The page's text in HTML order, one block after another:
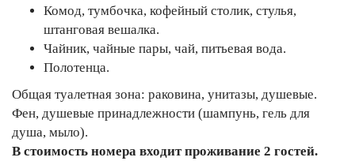
Комод, тумбочка, кофейный столик, стулья,
штанговая вешалка.
Чайник, чайные пары, чай, питьевая вода.
Полотенца.
Общая туалетная зона: раковина, унитазы, душевые.
Фен, душевые принадлежности (шампунь, гель для
душа, мыло).
В стоимость номера входит проживание 2 гостей.